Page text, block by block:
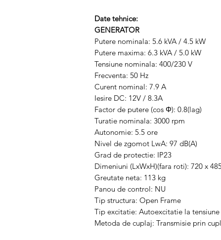
Date tehnice:
GENERATOR
Putere nominala: 5.6 kVA / 4.5 kW
Putere maxima: 6.3 kVA / 5.0 kW
Tensiune nominala: 400/230 V
Frecventa: 50 Hz
Curent nominal: 7.9 A
Iesire DC: 12V / 8.3A
Factor de putere (cos Φ): 0.8(lag)
Turatie nominala: 3000 rpm
Autonomie: 5.5 ore
Nivel de zgomot LwA: 97 dB(A)
Grad de protectie: IP23
Dimeniuni (LxWxH)(fara roti): 720 x
Greutate neta: 113 kg
Panou de control: NU
Tip structura: Open Frame
Tip excitatie: Autoexcitatie la tensiune
Metoda de cuplaj: Transmisie prin